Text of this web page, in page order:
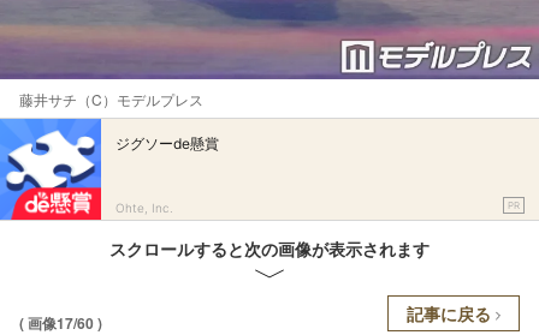
藤井サチ（C）モデルプレス
ジグソーde懸賞
Ohte, Inc. PR
スクロールすると次の画像が表示されます
( 画像17/60 ) 記事に戻る